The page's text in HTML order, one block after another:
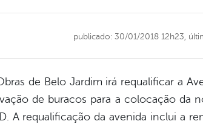
publicado: 30/01/2018 12h23,
de Belo Jardim irá requalificar a
de buracos para a colocação da
A requalificação da avenida inclui a